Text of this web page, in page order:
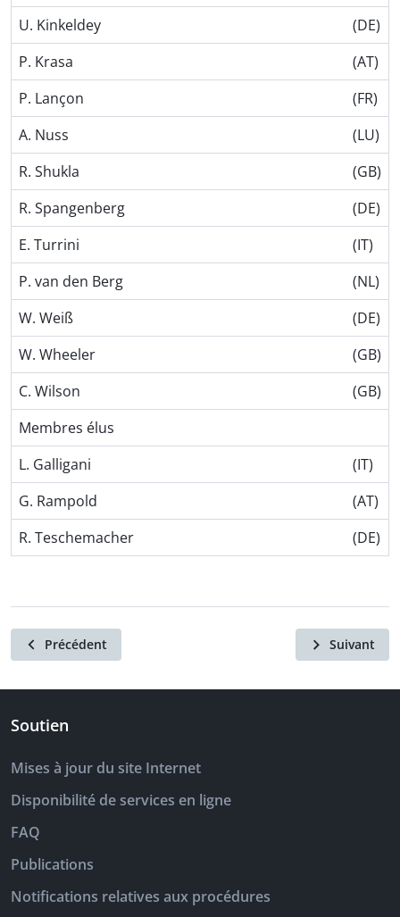
U. Kinkeldey
(DE)
P. Krasa
(AT)
P. Lançon
(FR)
A. Nuss
(LU)
R. Shukla
(GB)
R. Spangenberg
(DE)
E. Turrini
(IT)
P. van den Berg
(NL)
W. Weiß
(DE)
W. Wheeler
(GB)
C. Wilson
(GB)
Membres élus
L. Galligani
(IT)
G. Rampold
(AT)
R. Teschemacher
(DE)
Précédent Suivant
Soutien
Mises à jour du site Internet
Disponibilité de services en ligne
FAQ
Publications
Notifications relatives aux procédures